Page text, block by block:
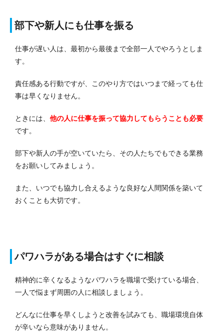
部下や新人にも仕事を振る
仕事が遅い人は、最初から最後まで全部一人でやろうとしま
す。
責任感ある行動ですが、このやり方ではいつまで経っても仕
事は早くなりません。
ときには、 他の人に仕事を振って協力してもらうことも必要
です。
部下や新人の手が空いていたら、その人たちでもできる業務
をお願いしてみましょう。
また、いつでも協力し合えるような良好な人間関係を築いて
おくことも大切です。
パワハラがある場合はすぐに相談
精神的に辛くなるようなパワハラを職場で受けている場合、
一人で悩まず周囲の人に相談しましょう。
どんなに仕事を早くしようと改善を試みても、職場環境自体
が辛いなら意味がありません。